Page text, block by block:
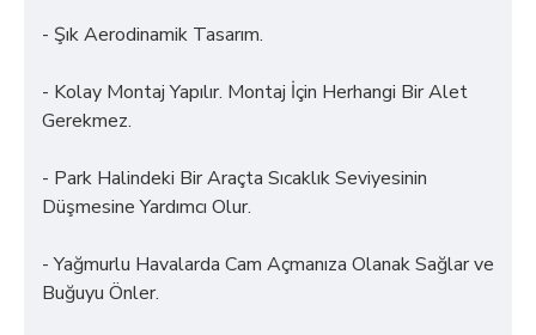
- Şık Aerodinamik Tasarım.
- Kolay Montaj Yapılır. Montaj İçin Herhangi Bir Alet
Gerekmez.
- Park Halindeki Bir Araçta Sıcaklık Seviyesinin
Düşmesine Yardımcı Olur.
- Yağmurlu Havalarda Cam Açmanıza Olanak Sağlar ve
Buğuyu Önler.